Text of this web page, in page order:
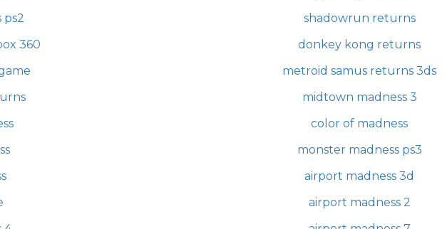
shadowrun returns
360
donkey kong returns
metroid samus returns 3ds
midtown madness 3
color of madness
monster madness ps3
airport madness 3d
airport madness 2